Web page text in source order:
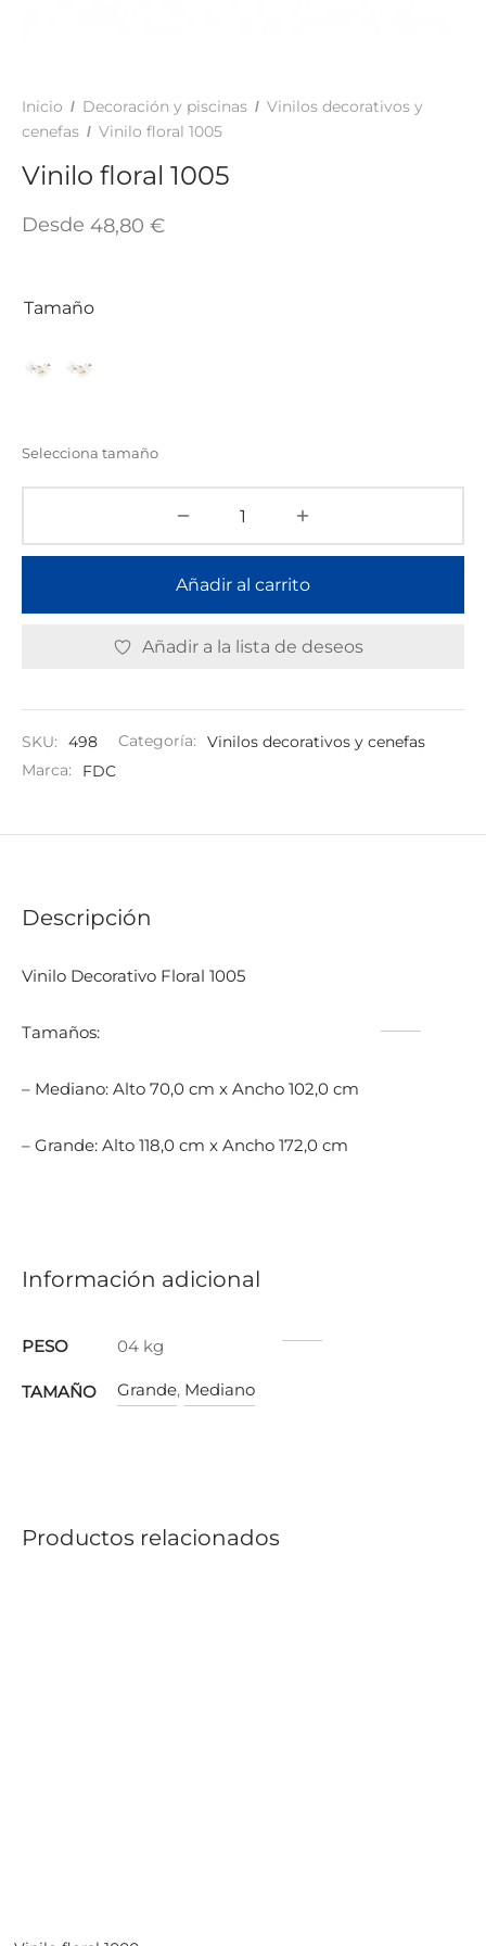
Inicio / Decoración y piscinas / Vinilos decorativos y
cenefas / Vinilo floral 1005
Vinilo floral 1005
Desde 48,80 €
Tamaño
Selecciona tamaño
Añadir al carrito
Añadir a la lista de deseos
SKU: 498 Categoría:
Vinilos decorativos y cenefas
Marca:
FDC
Descripción
Vinilo Decorativo Floral 1005
Tamaños:
– Mediano: Alto 70,0 cm x Ancho 102,0 cm
– Grande: Alto 118,0 cm x Ancho 172,0 cm
Información adicional
PESO 04 kg
TAMAÑO Grande, Mediano
Productos relacionados